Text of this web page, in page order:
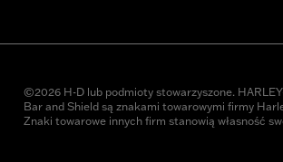
©2026 H-D lub podmioty stowarzyszone.
Bar and Shield są znakami towarowymi firmy
Znaki towarowe innych firm stanowią własność